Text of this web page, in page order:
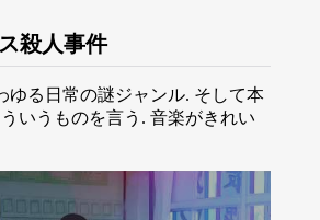
殺人事件
ゆる日常の謎ジャンル. そして本
いうものを言う. 音楽がきれい